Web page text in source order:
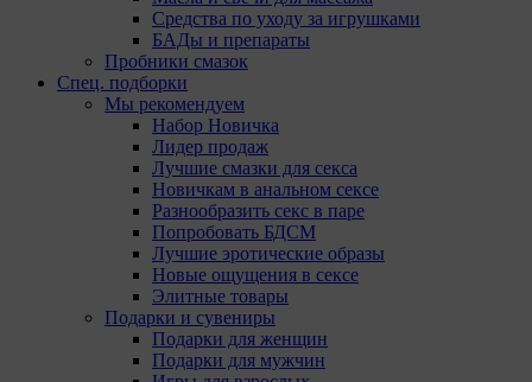
Средства по уходу за игрушками
БАДы и препараты
Пробники смазок
Спец. подборки
Мы рекомендуем
Набор Новичка
Лидер продаж
Лучшие смазки для секса
Новичкам в анальном сексе
Разнообразить секс в паре
Попробовать БДСМ
Лучшие эротические образы
Новые ощущения в сексе
Элитные товары
Подарки и сувениры
Подарки для женщин
Подарки для мужчин